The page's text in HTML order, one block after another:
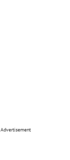
Advertisement